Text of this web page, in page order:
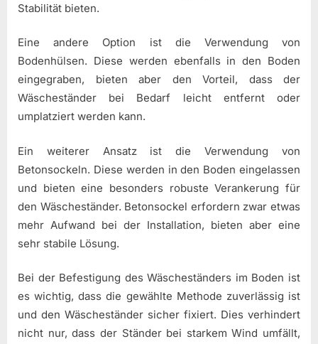
Stabilität bieten.
Eine andere Option ist die Verwendung von
Bodenhülsen. Diese werden ebenfalls in den Boden
eingegraben, bieten aber den Vorteil, dass der
Wäscheständer bei Bedarf leicht entfernt oder
umplatziert werden kann.
Ein weiterer Ansatz ist die Verwendung von
Betonsockeln. Diese werden in den Boden eingelassen
und bieten eine besonders robuste Verankerung für
den Wäscheständer. Betonsockel erfordern zwar etwas
mehr Aufwand bei der Installation, bieten aber eine
sehr stabile Lösung.
Bei der Befestigung des Wäscheständers im Boden ist
es wichtig, dass die gewählte Methode zuverlässig ist
und den Wäscheständer sicher fixiert. Dies verhindert
nicht nur, dass der Ständer bei starkem Wind umfällt,